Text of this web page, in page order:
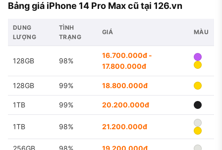
Bảng giá iPhone 14 Pro Max cũ tại 126.vn
DUNG
LƯỢNG
TÌNH
TRẠNG
GIÁ MÀU
128GB 98%
16.700.000đ -
17.800.000đ
128GB 99% 18.800.000đ
1TB 99% 20.200.000đ
1TB 98% 21.200.000đ
256GB 98% 19.200.000đ